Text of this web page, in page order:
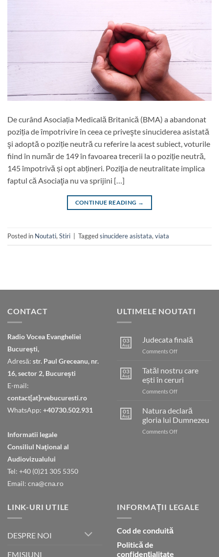
De curând Asociația Medicală Britanică (BMA) a abandonat
poziția de împotrivire în ceea ce priveşte sinuciderea asistată
şi adoptă o poziție neutră cu referire la acest subiect, voturile
fiind în număr de 149 în favoarea trecerii la o poziție neutră,
145 împotrivă și opt abțineri. Poziţia de neutralitate implica
faptul că Asociaţia nu va sprijini […]
CONTINUE READING →
Posted in Noutati, Stiri Taggedsinucidere asistata, viata
CONTACT
Radio Vocea Evangheliei
București,
Adresă: str. Paul Greceanu, nr.
16, sector 2, București
E-mail:
contact[at]rvebucuresti.ro
WhatsApp: +40730.502.931
Informatii legale
Consiliul Naţional al
Audiovizualului
Tel: +40 (0)21 305 5350
Email: cna@cna.ro
ULTIMELE NOUTATI
03
Aug
Judecata finală
Comments Offon
03
Aug
Tatăl nostru care
ești în ceruri
Comments Offon
nostru
care
ești
în
01
Aug
Natura declară
gloria lui Dumnezeu
Comments Offon
LINK-URI UTILE
DESPRE NOI
EMISIUNI
INFORMAȚII LEGALE
Cod de conduită
Politică de
confidențialitate